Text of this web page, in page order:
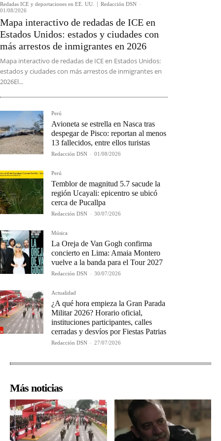
Redadas ICE y deportaciones en EE. UU. Redacción DSN -
01/08/2026
Mapa interactivo de redadas de ICE en
Estados Unidos: estados y ciudades con
más arrestos de inmigrantes en 2026
Mapa interactivo de redadas de ICE en Estados Unidos:
estados y ciudades con más arrestos de inmigrantes en
2026El...
Perú
Avioneta se estrella en Nasca tras
despegar de Pisco: reportan al menos
13 fallecidos, entre ellos turistas
Redacción DSN - 01/08/2026
Perú
Temblor de magnitud 5.7 sacude la
región Ucayali: epicentro se ubicó
cerca de Pucallpa
Redacción DSN - 30/07/2026
Música
La Oreja de Van Gogh confirma
concierto en Lima: Amaia Montero
vuelve a la banda para el Tour 2027
Redacción DSN - 30/07/2026
Actualidad
¿A qué hora empieza la Gran Parada
Militar 2026? Horario oficial,
instituciones participantes, calles
cerradas y desvíos por Fiestas Patrias
Redacción DSN - 27/07/2026
Más noticias